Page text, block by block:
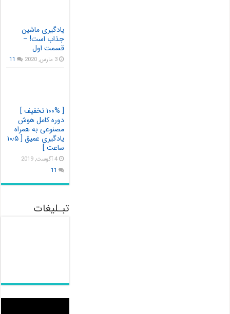
یادگیری ماشین
جذاب است! –
قسمت اول
3 مارس, 2020 11
[ ۱۰۰% تخفیف ]
دوره کامل هوش
مصنوعی به همراه
یادگیری عمیق [ ۱۰٫۵
ساعت ]
4 آگوست, 2019
11
تبـلیغات